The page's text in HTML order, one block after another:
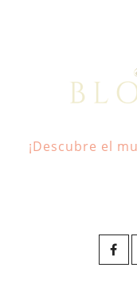
¡Descubre el